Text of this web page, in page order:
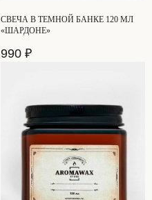
СВЕЧА В ТЕМНОЙ БАНКЕ 120 МЛ
«ШАРДОНЕ»
990 ₽